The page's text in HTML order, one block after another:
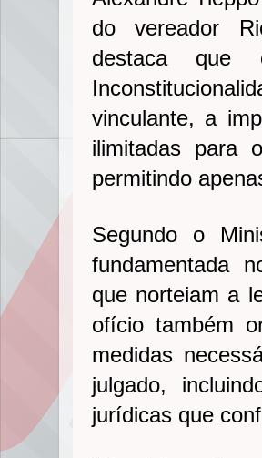
do vereador
destaca que
vinculante, a
ilimitadas para
permitindo
Segundo o
fundamentada
que norteiam a
ofício também
medidas
julgado,
jurídicas que